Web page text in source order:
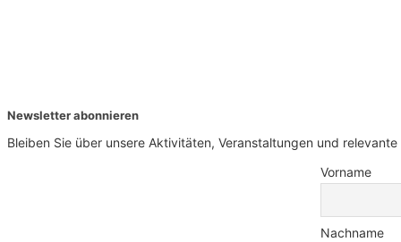
Newsletter abonnieren
Bleiben Sie über unsere Aktivitäten, Veranstaltungen und
Vorname
Nachname